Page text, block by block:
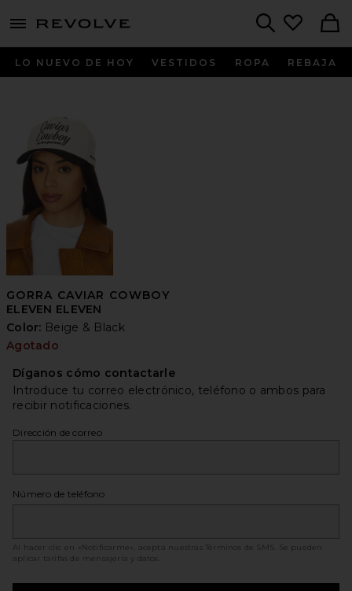
menu - shows more content
LO NUEVO DE HOY VESTIDOS ROPA REBAJA
GORRA CAVIAR COWBOY
ELEVEN ELEVEN
Color: Beige & Black
Agotado
Díganos cómo contactarle
Introduce tu correo electrónico, teléfono o ambos para
recibir notificaciones.
Dirección de correo
Número de teléfono
Al hacer clic en «Notificarme», acepta nuestras Términos de SMS
. Se pueden
aplicar tarifas de mensajería y datos.